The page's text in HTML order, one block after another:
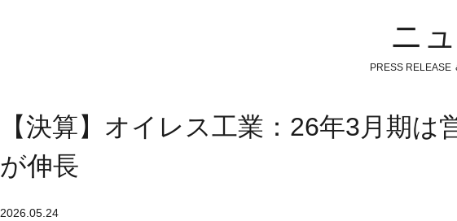
ニ
PRESS RELEASE
【決算】オイレス工業：26年3月期
が伸長
2026.05.24